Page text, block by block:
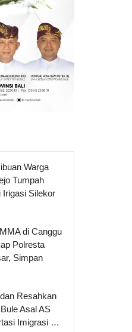
Warga
Tumpah
Irigasi Silekor
di Canggu
Polresta
Simpan
Resahkan
Asal AS
Imigrasi …